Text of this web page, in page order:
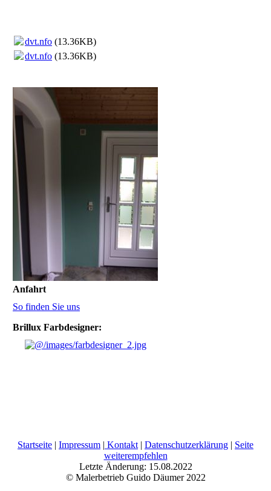
dvt.nfo (13.36KB)
dvt.nfo (13.36KB)
Anfahrt
So finden Sie uns
Brillux Farbdesigner:
Startseite | Impressum | Kontakt | Datenschutzerklärung | Seite
weiterempfehlen
Letzte Änderung: 15.08.2022
© Malerbetrieb Guido Däumer 2022